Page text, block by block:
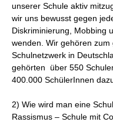
unserer Schule aktiv
wir uns bewusst gegen
Diskriminierung, Mobbing
wenden. Wir gehören zum
Schulnetzwerk in
gehörten über 550
400.000 SchülerInnen
2) Wie wird man eine
Rassismus – Schule mit